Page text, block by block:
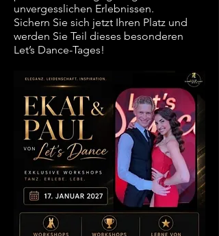
unvergesslichen Erlebnissen.
Sichern Sie sich jetzt Ihren Platz und
werden Sie Teil dieses besonderen
Let’s Dance-Tages!